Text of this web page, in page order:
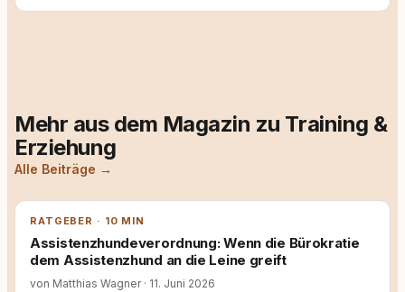
Mehr aus dem Magazin zu Training &
Erziehung
Alle Beiträge →
RATGEBER · 10 MIN
Assistenzhundeverordnung: Wenn die Bürokratie
dem Assistenzhund an die Leine greift
von Matthias Wagner · 11. Juni 2026